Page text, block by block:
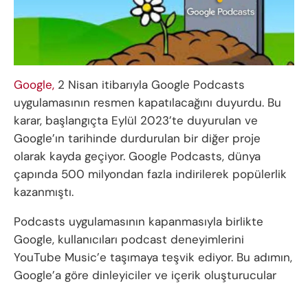
Google, 2 Nisan itibarıyla Google Podcasts
uygulamasının resmen kapatılacağını duyurdu. Bu
karar, başlangıçta Eylül 2023’te duyurulan ve
Google’ın tarihinde durdurulan bir diğer proje
olarak kayda geçiyor. Google Podcasts, dünya
çapında 500 milyondan fazla indirilerek popülerlik
kazanmıştı.
Podcasts uygulamasının kapanmasıyla birlikte
Google, kullanıcıları podcast deneyimlerini
YouTube Music’e taşımaya teşvik ediyor. Bu adımın,
Google’a göre dinleyiciler ve içerik oluşturucular